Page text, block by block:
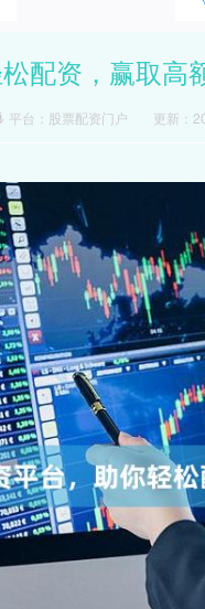
配资，赢取高
平台：股票配资门户 更新：